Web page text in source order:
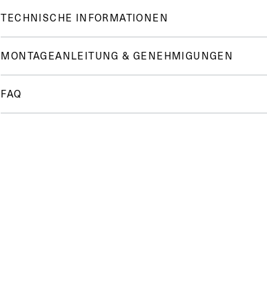
TECHNISCHE INFORMATIONEN
MONTAGEANLEITUNG & GENEHMIGUNGEN
FAQ